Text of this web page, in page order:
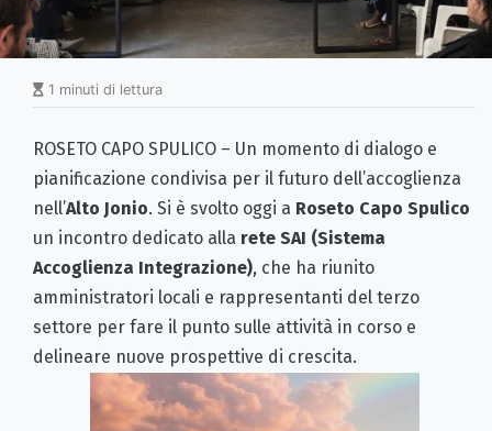
1 minuti di lettura
ROSETO CAPO SPULICO – Un momento di dialogo e
pianificazione condivisa per il futuro dell’accoglienza
nell’Alto Jonio. Si è svolto oggi a Roseto Capo Spulico
un incontro dedicato alla rete SAI (Sistema
Accoglienza Integrazione), che ha riunito
amministratori locali e rappresentanti del terzo
settore per fare il punto sulle attività in corso e
delineare nuove prospettive di crescita.